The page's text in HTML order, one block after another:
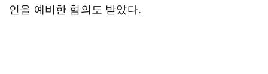
인을 예비한 혐의도 받았다.